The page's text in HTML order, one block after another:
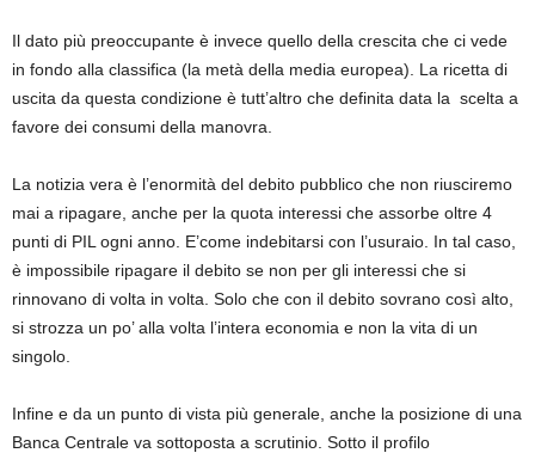
Il dato più preoccupante è invece quello della crescita che ci vede
in fondo alla classifica (la metà della media europea). La ricetta di
uscita da questa condizione è tutt’altro che definita data la scelta a
favore dei consumi della manovra.
La notizia vera è l’enormità del debito pubblico che non riusciremo
mai a ripagare, anche per la quota interessi che assorbe oltre 4
punti di PIL ogni anno. E’come indebitarsi con l’usuraio. In tal caso,
è impossibile ripagare il debito se non per gli interessi che si
rinnovano di volta in volta. Solo che con il debito sovrano così alto,
si strozza un po’ alla volta l’intera economia e non la vita di un
singolo.
Infine e da un punto di vista più generale, anche la posizione di una
Banca Centrale va sottoposta a scrutinio. Sotto il profilo